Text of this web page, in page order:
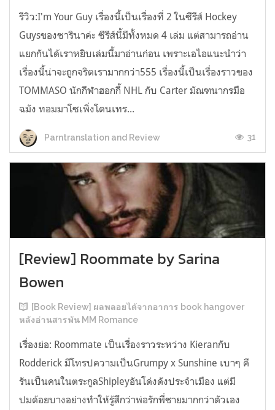
รีวิว:I'm Your Guy เรื่องนี้เป็นเรื่องที่ 2 ในซีรีส์ Hockey
Guysของซารินาค่ะ ซีรีส์นี้มีทั้งหมด 4 เล่ม แต่สามารถอ่าน
แยกกันได้เราหยิบเล่มนี้มาอ่านก่อน เพราะเอไอแนะนำว่า
เรื่องนี้น่าจะถูกจริตเรามากกว่า555 เรื่องนี้เป็นเรื่องราวของ
TOMMASO นักกีฬาฮอกกี้ NHL กับ Carter มัณฑนากรมือ
ฉมัง ทอมมาโซเพิ่งโดนเทร...
Parntranslation and Review 31
[Review] Roommate by Sarina
Bowen
[Book Review] ผลพลอยได้จากอาการ book hangover
หลังอ่านสารพัน MM Romance
เรื่องย่อ: Roommate เป็นเรื่องราวระหว่าง Kieranกับ
Rodderick มีโทรปความเป็นGrumpy x Sunshine เบาๆ คี
รันเป็นคนในตระกูลShipleyอันโด่งดังประจำเมือง แต่มี
ปมด้อยบางอย่างทำให้รู้สึกว่าพ่อรักพี่ชายมากกว่าตัวเอง